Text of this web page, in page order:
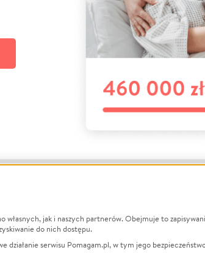
O nas Zbieraj na
jak i naszych partnerów. Obejmuje to
do nich dostępu.
serwisu Pomagam.pl, w tym jego